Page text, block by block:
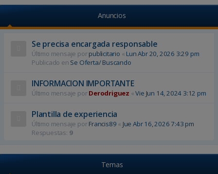
Anuncios
Se precisa encargada responsable
Último mensaje porpublicitario « Lun Abr 20, 2026 3:29 pm
Publicado en Se Oferta/ Buscando
INFORMACION IMPORTANTE
Último mensaje porDerodriguez «Vie Jun 14, 2024 3:12 pm
Plantilla de experiencia
Último mensaje porFrancis89 « Jue Abr 16, 2026 7:43 pm
Respuestas: 9
Temas